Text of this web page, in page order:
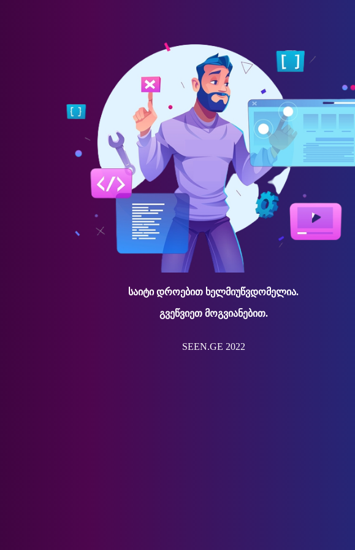
საიტი დროებით ხელმიუწვდომელია.
გვეწვიეთ მოგვიანებით.
SEEN.GE 2022